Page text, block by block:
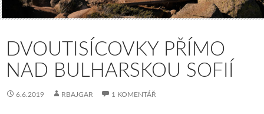
DVOUTISÍCOVKY PŘÍMO
NAD BULHARSKOU SOFIÍ
6.6.2019 RBAJGAR 1 KOMENTÁŘ